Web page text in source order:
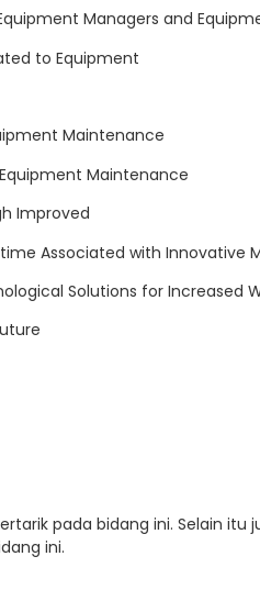
Managers and
to Equipment
Maintenance
Maintenance
Improved
Associated with Innovative
Solutions for Increased
pada bidang ini. Selain itu
ini.